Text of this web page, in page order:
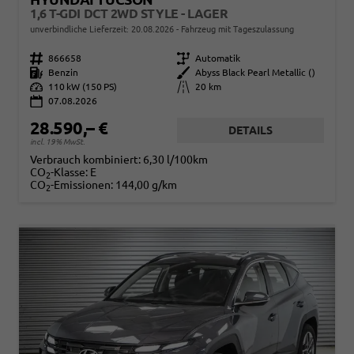
1,6 T-GDI DCT 2WD STYLE - LAGER
unverbindliche Lieferzeit: 20.08.2026 Fahrzeug mit Tageszulassung
Fahrzeugnr. 866658 Getriebe Automatik
Kraftstoff
Benzin Außenfarbe
Abyss Black Pearl Metallic ()
Leistung
110 kW (150 PS) Kilometerstand
20 km
07.08.2026
28.590,– €
incl. 19% MwSt.
DETAILS
Verbrauch kombiniert: 6,30 l/100km
CO2-Klasse: E
CO2-Emissionen: 144,00 g/km